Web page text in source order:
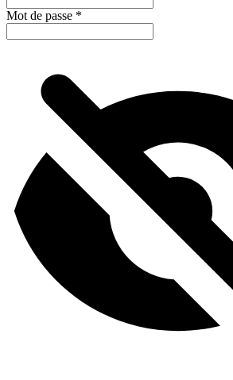
Mot de passe *